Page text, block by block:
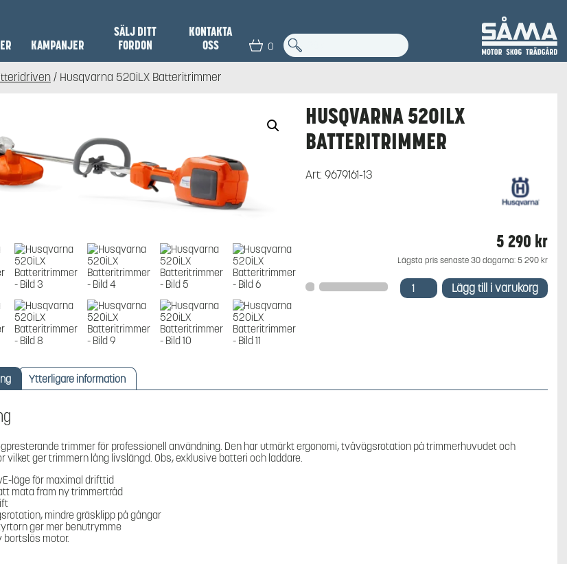
KAMPANJER
SÄLJ DITT
FORDON
KONTAKTA
OSS
0
/ Husqvarna 520iLX Batteritrimmer
HUSQVARNA 520ILX
BATTERITRIMMER
Art: 9679161-13
5 290 kr
Lägsta pris senaste 30 dagarna: 5 290 kr
Husqvarna
520iLX Lägg till i varukorg
Ytterligare information
trimmer för professionell användning. Den har utmärkt ergonomi, tvåvägsrotation på trimmerhuvudet och
vilket ger trimmern lång livslängd. Obs, exklusive batteri och laddare.
läge för maximal drifttid
mata fram ny trimmertråd
mindre gräsklipp på gångar
ger mer benutrymme
bortslös motor.